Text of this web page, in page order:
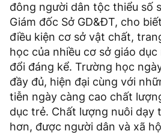
đông người dân tộc thiểu số
Giám đốc Sở GD&ĐT, cho
điều kiện cơ sở vật chất,
học của nhiều cơ sở giáo
đổi đáng kể. Trường học
đầy đủ, hiện đại cùng với
tiễn ngày càng cao chất
dục trẻ. Chất lượng nuôi dạy
hơn, được người dân và xã